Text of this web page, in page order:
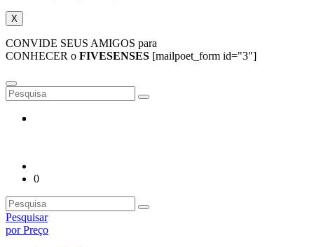
X
CONVIDE SEUS AMIGOS para
CONHECER o FIVESENSES [mailpoet_form id="3"]
0
Pesquisar
por Preço